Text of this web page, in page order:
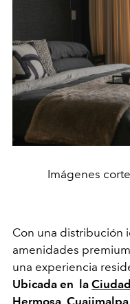
Imágenes
Con una distribución
amenidades
una experiencia
Ubicada en la